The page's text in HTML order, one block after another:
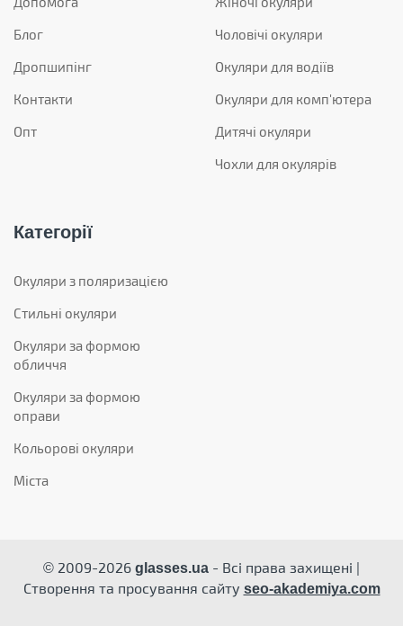
Блог
Дропшипінг
Контакти
Опт
Чоловічі окуляри
Окуляри для водіїв
Окуляри для комп'ютера
Дитячі окуляри
Чохли для окулярів
Категорії
Окуляри з поляризацією
Стильні окуляри
Окуляри за формою
обличчя
Окуляри за формою
оправи
Кольорові окуляри
Міста
© 2009-2026 glasses.ua - Всі права захищені |
Створення та просування сайту seo-akademiya.com